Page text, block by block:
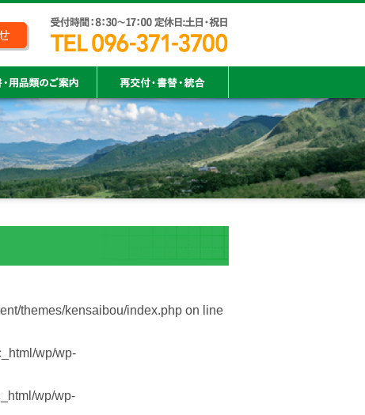
themes/kensaibou/index.php on line
wp/wp-
wp/wp-